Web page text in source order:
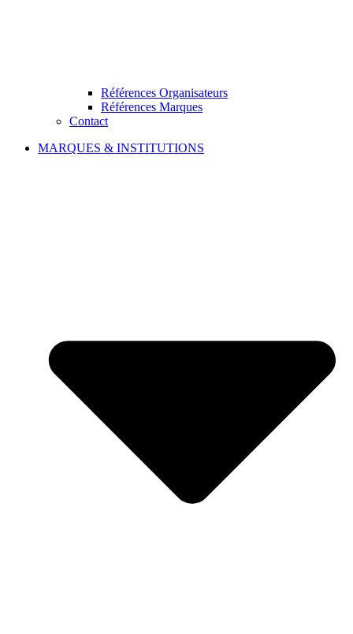
Références Organisateurs
Références Marques
Contact
MARQUES & INSTITUTIONS